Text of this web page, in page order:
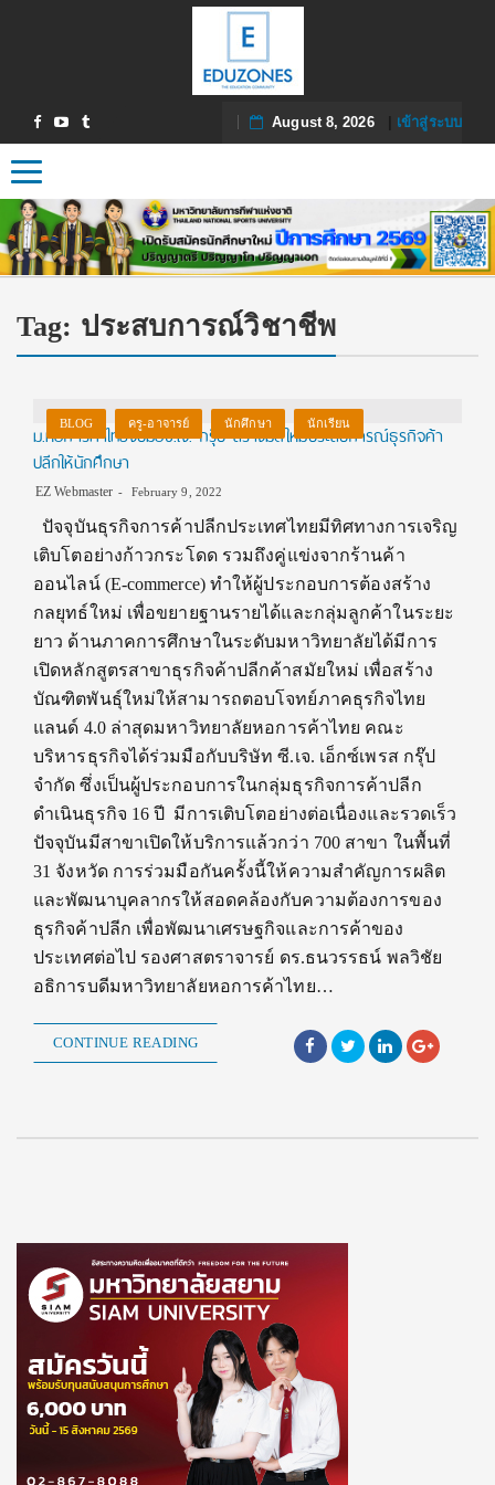
August 8, 2026| เข้าสู่ระบบ
Toggle navigation
Tag: ประสบการณ์วิชาชีพ
BLOG ครู-อาจารย์ นักศึกษา นักเรียน
ม.หอการค้าไทยจับมือซี.เจ. กรุ๊ป สร้างมิติใหม่ประสบการณ์ธุรกิจค้า
ปลีกให้นักศึกษา
EZ Webmaster February 9, 2022
ปัจจุบันธุรกิจการค้าปลีกประเทศไทยมีทิศทางการเจริญ
เติบโตอย่างก้าวกระโดด รวมถึงคู่แข่งจากร้านค้า
ออนไลน์ (E-commerce) ทำให้ผู้ประกอบการต้องสร้าง
กลยุทธ์ใหม่ เพื่อขยายฐานรายได้และกลุ่มลูกค้าในระยะ
ยาว ด้านภาคการศึกษาในระดับมหาวิทยาลัยได้มีการ
เปิดหลักสูตรสาขาธุรกิจค้าปลีกค้าสมัยใหม่ เพื่อสร้าง
บัณฑิตพันธุ์ใหม่ให้สามารถตอบโจทย์ภาคธุรกิจไทย
แลนด์ 4.0 ล่าสุดมหาวิทยาลัยหอการค้าไทย คณะ
บริหารธุรกิจได้ร่วมมือกับบริษัท ซี.เจ. เอ็กซ์เพรส กรุ๊ป
จำกัด ซึ่งเป็นผู้ประกอบการในกลุ่มธุรกิจการค้าปลีก
ดำเนินธุรกิจ 16 ปี มีการเติบโตอย่างต่อเนื่องและรวดเร็ว
ปัจจุบันมีสาขาเปิดให้บริการแล้วกว่า 700 สาขา ในพื้นที่
31 จังหวัด การร่วมมือกันครั้งนี้ให้ความสำคัญการผลิต
และพัฒนาบุคลากรให้สอดคล้องกับความต้องการของ
ธุรกิจค้าปลีก เพื่อพัฒนาเศรษฐกิจและการค้าของ
ประเทศต่อไป รองศาสตราจารย์ ดร.ธนวรรธน์ พลวิชัย
อธิการบดีมหาวิทยาลัยหอการค้าไทย…
CONTINUE READING